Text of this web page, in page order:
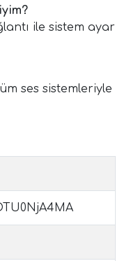
ile sistem ayar
ses sistemleriyle